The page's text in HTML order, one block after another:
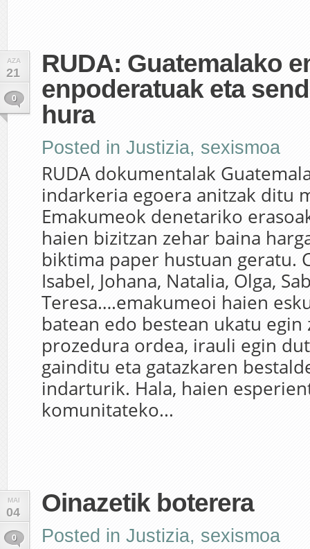
AZA
21
0
RUDA: Guatemalako
enpoderatuak eta
hura
Posted in Justizia, sexismoa
RUDA dokumentalak
indarkeria egoera anitzak ditu
Emakumeok denetariko
haien bizitzan zehar baina
biktima paper hustuan geratu.
Isabel, Johana, Natalia, Olga,
Teresa….emakumeoi haien
batean edo bestean ukatu egin
prozedura ordea, irauli egin
gainditu eta gatazkaren
indarturik. Hala, haien
komunitateko...
MAI
04
0
Oinazetik boterera
Posted in Justizia, sexismoa